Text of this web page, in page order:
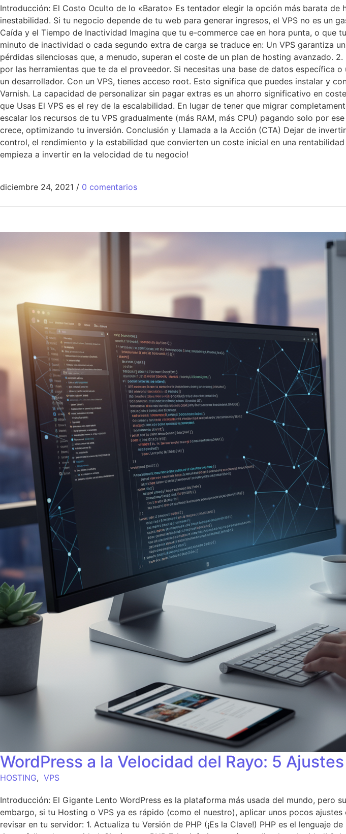
Introducción: El Costo Oculto de lo «Barato» Es tentador elegir la opción más barata
inestabilidad. Si tu negocio depende de tu web para generar ingresos, el VPS no es un
Caída y el Tiempo de Inactividad Imagina que tu e-commerce cae en hora punta, o
minuto de inactividad o cada segundo extra de carga se traduce en: Un VPS garantiza
pérdidas silenciosas que, a menudo, superan el coste de un plan de hosting avanzado.
por las herramientas que te da el proveedor. Si necesitas una base de datos
un desarrollador. Con un VPS, tienes acceso root. Esto significa que puedes instalar y
Varnish. La capacidad de personalizar sin pagar extras es un ahorro significativo en
que Usas El VPS es el rey de la escalabilidad. En lugar de tener que migrar
escalar los recursos de tu VPS gradualmente (más RAM, más CPU) pagando solo por
crece, optimizando tu inversión. Conclusión y Llamada a la Acción (CTA) Dejar de
control, el rendimiento y la estabilidad que convierten un coste inicial en una
empieza a invertir en la velocidad de tu negocio!
diciembre 24, 2021 / 0 comentarios
WordPress a la Velocidad del Rayo: 5
HOSTING, VPS
Introducción: El Gigante Lento WordPress es la plataforma más usada del mundo,
embargo, si tu Hosting o VPS ya es rápido (como el nuestro), aplicar unos pocos
revisar en tu servidor: 1. Actualiza tu Versión de PHP (¡Es la Clave!) PHP es el lenguaje